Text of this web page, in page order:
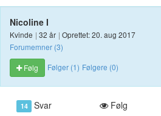
Nicoline I
Kvinde | 32 år | Oprettet: 20. aug 2017
Forumemner (3)
Følg
Følger (1) Følgere (0)
14 Svar Følg